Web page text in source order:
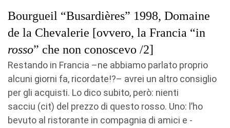
Bourgueil “Busardières” 1998, Domaine
de la Chevalerie [ovvero, la Francia “in
rosso” che non conoscevo /2]
Restando in Francia –ne abbiamo parlato proprio
alcuni giorni fa, ricordate!?– avrei un altro consiglio
per gli acquisti. Lo dico subito, però: nienti
sacciu (cit) del prezzo di questo rosso. Uno: l’ho
bevuto al ristorante in compagnia di amici e -